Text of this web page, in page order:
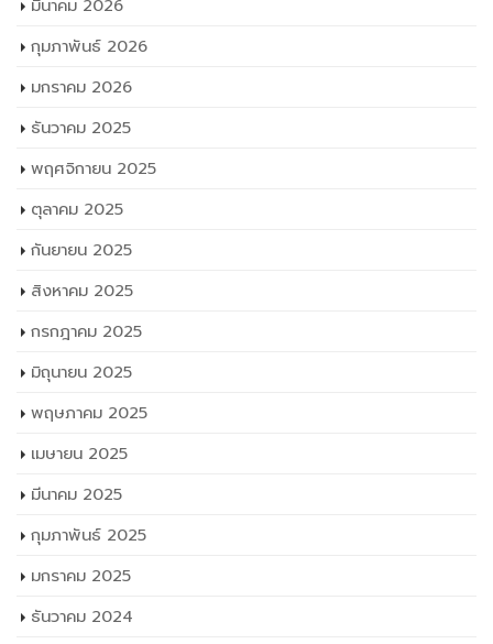
มีนาคม 2026
กุมภาพันธ์ 2026
มกราคม 2026
ธันวาคม 2025
พฤศจิกายน 2025
ตุลาคม 2025
กันยายน 2025
สิงหาคม 2025
กรกฎาคม 2025
มิถุนายน 2025
พฤษภาคม 2025
เมษายน 2025
มีนาคม 2025
กุมภาพันธ์ 2025
มกราคม 2025
ธันวาคม 2024